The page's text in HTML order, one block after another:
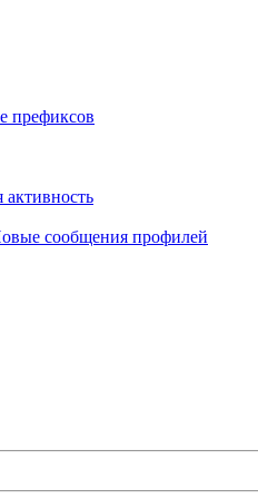
префиксов
активность
сообщения профилей